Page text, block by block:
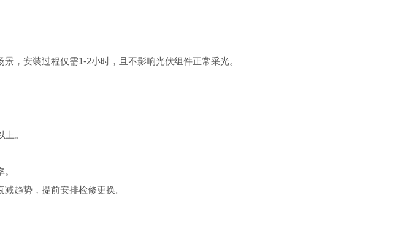
，安装过程仅需1-2小时，且不影响光伏组件正常采光。
。
趋势，提前安排检修更换。